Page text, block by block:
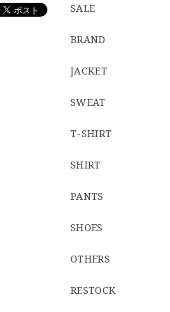
SALE
BRAND
JACKET
SWEAT
T-SHIRT
SHIRT
PANTS
SHOES
OTHERS
RESTOCK